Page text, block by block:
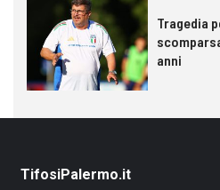
Tragedia
anni
TifosiPalermo.it